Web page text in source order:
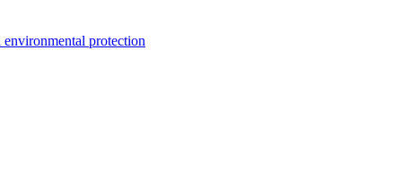
protection